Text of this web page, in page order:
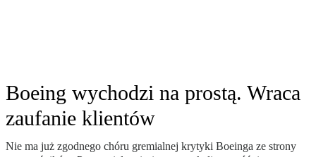
Boeing wychodzi na prostą. Wraca
zaufanie klientów
Nie ma już zgodnego chóru gremialnej krytyki Boeinga ze strony